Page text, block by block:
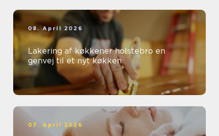
08. April 2026
Lakering af køkkener holstebro en
genvej til et nyt køkken
07. April 2026